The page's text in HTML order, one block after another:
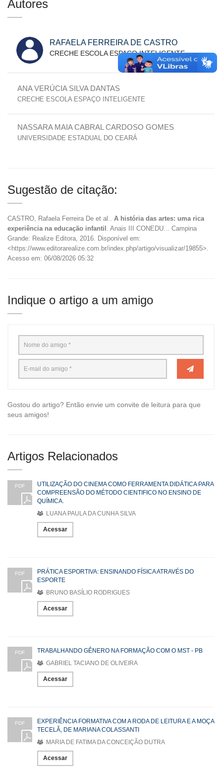
Autores
RAFAELA FERREIRA DE CASTRO
CRECHE ESCOLA ESPAÇO INTELIGENTE
ANA VERÚCIA SILVA DANTAS
CRECHE ESCOLA ESPAÇO INTELIGENTE
NASSARA MAIA CABRAL CARDOSO GOMES
UNIVERSIDADE ESTADUAL DO CEARÁ
Sugestão de citação:
CASTRO, Rafaela Ferreira De et al.. A história das artes: uma rica
experiência na educação infantil
. Anais III CONEDU... Campina
Grande: Realize Editora, 2016. Disponível em:
<https://www.editorarealize.com.br/index.php/artigo/visualizar/19855>.
Acesso em: 06/08/2026 05:32
Indique o artigo a um amigo
Gostou do artigo? Então envie um convite de leitura para que
seus amigos!
Artigos Relacionados
PDF
UTILIZAÇÃO DO CINEMA COMO FERRAMENTA DIDÁTICA PARA
COMPREENSÃO DO MÉTODO CIENTIFICO NO ENSINO DE
QUÍMICA.
LUANA PAULA DA CUNHA SILVA
Acessar
PDF
PRÁTICA ESPORTIVA: ENSINANDO FÍSICA ATRAVÉS DO
ESPORTE
BRUNO BASÍLIO RODRIGUES
Acessar
PDF
TRABALHANDO GÊNERO NA FORMAÇÃO COM O MST - PB
GABRIEL TACIANO DE OLIVEIRA
Acessar
PDF
EXPERIÊNCIA FORMATIVA COM A RODA DE LEITURA E A MOÇA
TECELÃ, DE MARIANA COLASSANTI
MARIA DE FATIMA DA CONCEIÇÃO DUTRA
Acessar